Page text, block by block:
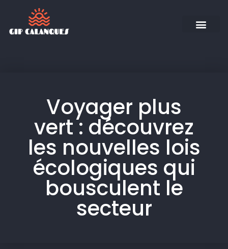
Voyager plus
vert : découvrez
les nouvelles lois
écologiques qui
bousculent le
secteur